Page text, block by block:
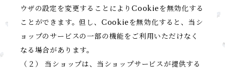
ウザの設定を変更することによりCookieを無効化する
ことができます。但し、Cookieを無効化すると、当シ
ョップのサービスの一部の機能をご利用いただけなく
なる場合があります。
（２） 当ショップは、当ショップサービスが提供する